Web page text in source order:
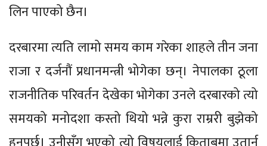
लिन पाएको छैन।
दरबारमा त्यति लामो समय काम गरेका शाहले तीन जना
राजा र दर्जनौं प्रधानमन्त्री भोगेका छन्। नेपालका ठूला
राजनीतिक परिवर्तन देखेका भोगेका उनले दरबारको त्यो
समयको मनोदशा कस्तो थियो भन्ने कुरा राम्ररी बुझेको